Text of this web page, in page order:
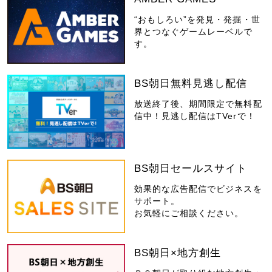
“おもしろい”を発見・発掘・世
界とつなぐゲームレーベルで
す。
BS朝日無料見逃し配信
放送終了後、期間限定で無料配
信中！見逃し配信はTVerで！
BS朝日セールスサイト
効果的な広告配信でビジネスを
サポート。
お気軽にご相談ください。
BS朝日×地方創生